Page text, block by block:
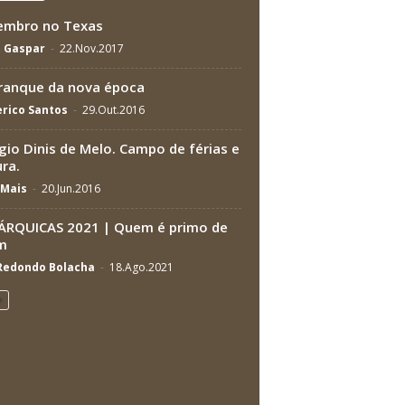
no Texas
Gaspar - 22.Nov.2017
da nova época
Santos - 29.Out.2016
Dinis de Melo. Campo de férias e
- 20.Jun.2016
2021 | Quem é primo de
Bolacha - 18.Ago.2021